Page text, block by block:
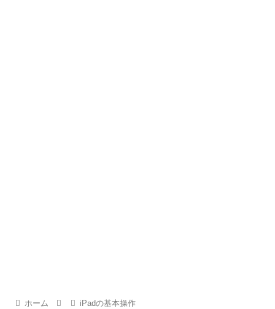
ホーム iPadの基本操作